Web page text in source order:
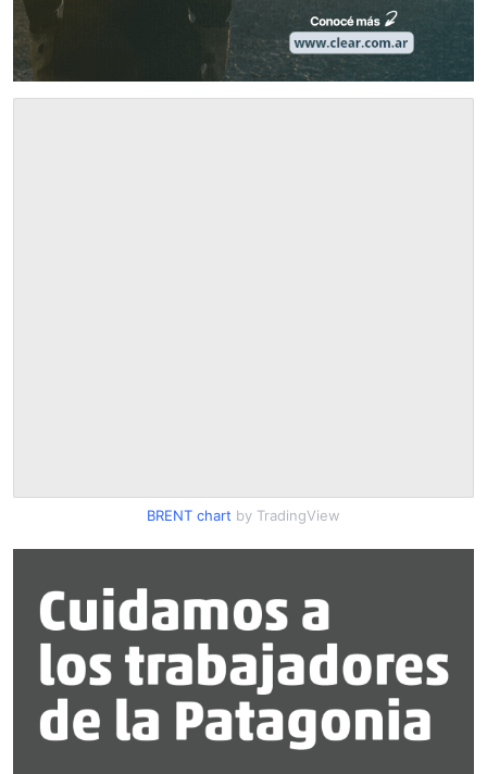
BRENT chart by TradingView